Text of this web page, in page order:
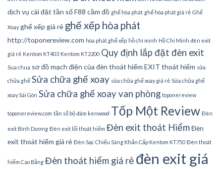
dịch vụ cài đặt tần sốF88 cầm đồ ghế hòa phát ghế hòa phát giá rẻ Ghế
Xoay ghế xếp giá rẻ ghế xếp hòa phát
http://toponereview.com hòa phát ghế xếp hồ chí minh Hồ Chí Minh đèn exit
giá rẻ Kentom KT403 Kentom KT2200 Quy định lắp đặt đèn exit
Sua chua sơ đồ mạch điện của đèn thoát hiểm EXIT thoát hiểm sửa
chữa ghế Sửa chữa ghế xoay sửa chữa ghế xoay giá rẻ Sửa chữa ghế
xoay Sài Gòn Sửa chữa ghế xoay van phòng toponereview
toponereview.com tần số bộ đàm kenwood Tốp Một Review Đèn
exit Bình Dương Đèn exit lối thoát hiểm Đèn exit thoát HiểmĐèn
exit thoát hiểm giá rẻ Đèn Sạc Chiếu Sáng Khẩn Cấp Kentom KT750 Đèn thoát
hiểm Cao Bằng Đèn thoát hiểm giá rẻ đèn exit giá